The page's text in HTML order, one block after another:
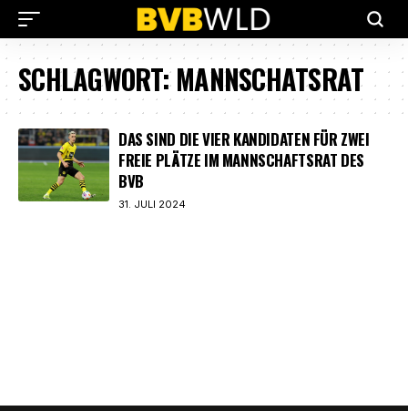
SCHLAGWORT:MANNSCHATSRAT
DAS SIND DIE VIER KANDIDATEN FÜR ZWEI
FREIE PLÄTZE IM MANNSCHAFTSRAT DES
BVB
31. JULI 2024